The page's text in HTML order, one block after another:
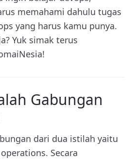
memahami dahulu tugas
yang harus kamu punya.
Yuk simak terus
Gabungan
dari dua istilah yaitu
Secara